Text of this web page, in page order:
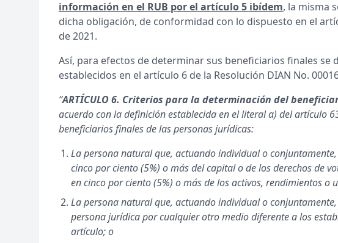
información en el RUB por el artículo 5 ibídem, la misma
dicha obligación, de conformidad con lo dispuesto en el
de 2021.
Así, para efectos de determinar sus beneficiarios finales se
establecidos en el artículo 6 de la Resolución DIAN No.
“ARTÍCULO 6. Criterios para la determinación del
acuerdo con la definición establecida en el literal a) del artículo
beneficiarios finales de las personas jurídicas:
La persona natural que, actuando individual o
cinco por ciento (5%) o más del capital o de los derechos de
en cinco por ciento (5%) o más de los activos, rendimientos o
La persona natural que, actuando individual o
persona jurídica por cualquier otro medio diferente a los
artículo; o